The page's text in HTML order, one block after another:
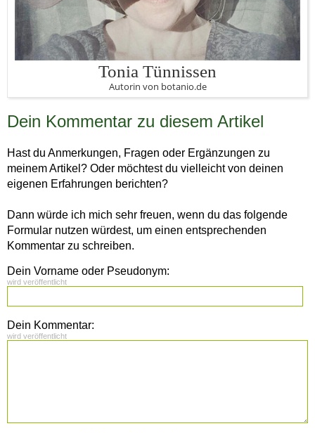
Tonia Tünnissen
Autorin von botanio.de
Dein Kommentar zu diesem Artikel
Hast du Anmerkungen, Fragen oder Ergänzungen zu
meinem Artikel? Oder möchtest du vielleicht von deinen
eigenen Erfahrungen berichten?
Dann würde ich mich sehr freuen, wenn du das folgende
Formular nutzen würdest, um einen entsprechenden
Kommentar zu schreiben.
Dein Vorname oder Pseudonym:
wird veröffentlicht
Dein Kommentar:
wird veröffentlicht